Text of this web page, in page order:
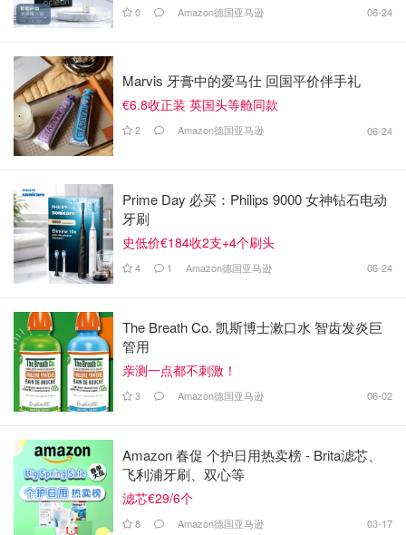
0 Amazon德国亚马逊 06-24
Marvis 牙膏中的爱马仕 回国平价伴手礼
€6.8收正装 英国头等舱同款
2 Amazon德国亚马逊 06-24
Prime Day 必买：Philips 9000 女神钻石电动
牙刷
史低价€184收2支+4个刷头
4 1 Amazon德国亚马逊 06-24
The Breath Co. 凯斯博士漱口水 智齿发炎巨
管用
亲测一点都不刺激！
3 Amazon德国亚马逊 06-02
Amazon 春促 个护日用热卖榜 - Brita滤芯、
飞利浦牙刷、双心等
滤芯€29/6个
8 Amazon德国亚马逊 03-17